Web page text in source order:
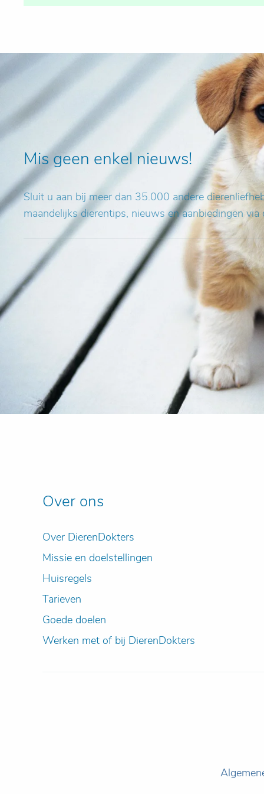
Mis geen enkel nieuws!
Sluit u aan bij meer dan 35.000 andere
maandelijks dierentips, nieuws en aanbiedingen via
Over ons
Over DierenDokters
Missie en doelstellingen
Huisregels
Tarieven
Goede doelen
Werken met of bij DierenDokters